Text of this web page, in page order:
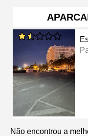
Não encontrou a